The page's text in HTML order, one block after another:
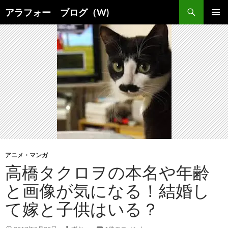
ン
テ
ン
ツ
へ
ス
キ
ッ
プ
アラフォー ブログ（W)
索
メインメ
ニュー
アニメ・マンガ
高橋タクロヲの本名や年齢
と画像が気になる！結婚し
て嫁と子供はいる？